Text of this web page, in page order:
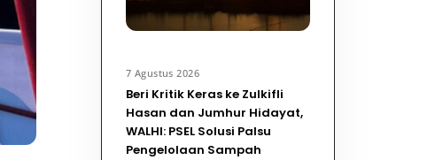
7 Agustus 2026
Beri Kritik Keras ke Zulkifli
Hasan dan Jumhur Hidayat,
WALHI: PSEL Solusi Palsu
Pengelolaan Sampah